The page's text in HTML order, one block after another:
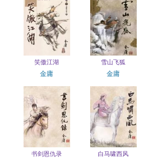
笑傲江湖
金庸
雪山飞狐
金庸
书剑恩仇录 白马啸西风